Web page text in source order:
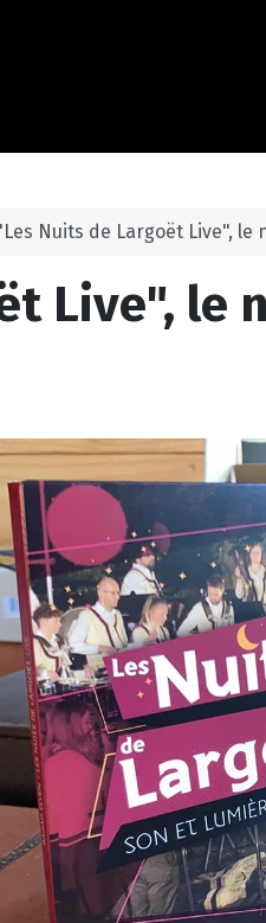
Nuits de Largoët Live", le
Live", le